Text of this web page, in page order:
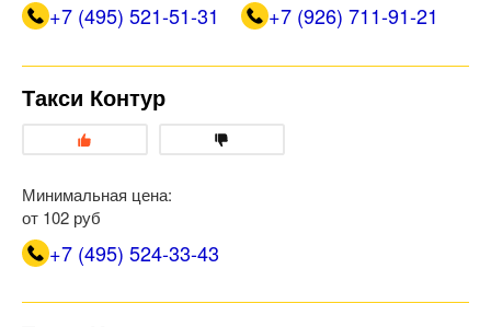
+7 (495) 521-51-31 +7 (926) 711-91-21
Такси Контур
Минимальная цена:
от 102 руб
+7 (495) 524-33-43